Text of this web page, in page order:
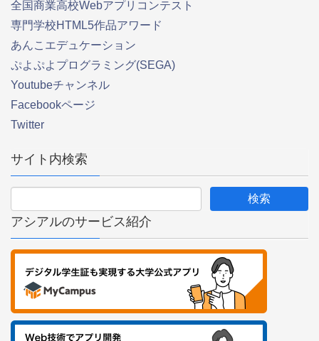
全国商業高校Webアプリコンテスト
専門学校HTML5作品アワード
あんこエデュケーション
ぷよぷよプログラミング(SEGA)
Youtubeチャンネル
Facebookページ
Twitter
サイト内検索
アシアルのサービス紹介